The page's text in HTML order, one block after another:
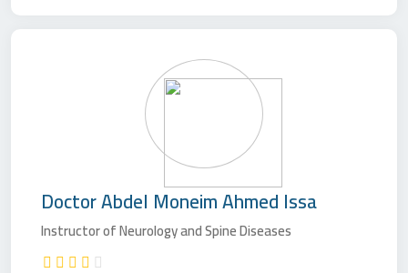
DoctorAbdel Moneim Ahmed Issa
Instructor of Neurology and Spine Diseases